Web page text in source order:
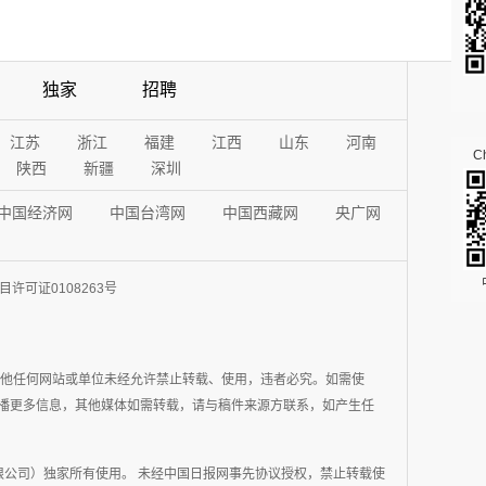
独家 招聘
江苏 浙江 福建 江西 山东
河南
陕西
新疆 深圳
国经济网 中国台湾网 中国西藏网 央广网
许可证0108263号
任何网站或单位未经允许禁止转载、使用，违者必究。如需使
多信息，其他媒体如需转载，请与稿件来源方联系，如产生任
司）独家所有使用。 未经中国日报网事先协议授权，禁止转载使